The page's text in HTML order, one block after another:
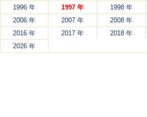
1996 年
1997 年 1998 年
2006 年
2007 年 2008 年
2016 年
2017 年 2018 年
2026 年